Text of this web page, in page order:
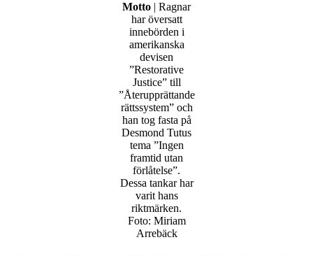
Motto | Ragnar
har översatt
innebörden i
amerikanska
devisen
”Restorative
Justice” till
”Återupprättande
rättssystem” och
han tog fasta på
Desmond Tutus
tema ”Ingen
framtid utan
förlåtelse”.
Dessa tankar har
varit hans
riktmärken.
Foto: Miriam
Arrebäck